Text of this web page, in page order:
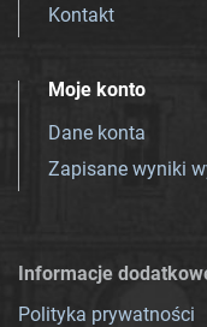
Kontakt
Moje konto
Dane konta
Zapisane wyniki
Informacje
Polityka prywatności